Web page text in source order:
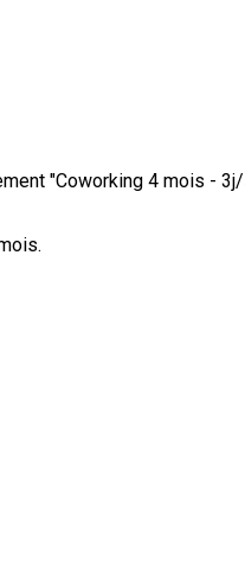
"Coworking 4 mois -